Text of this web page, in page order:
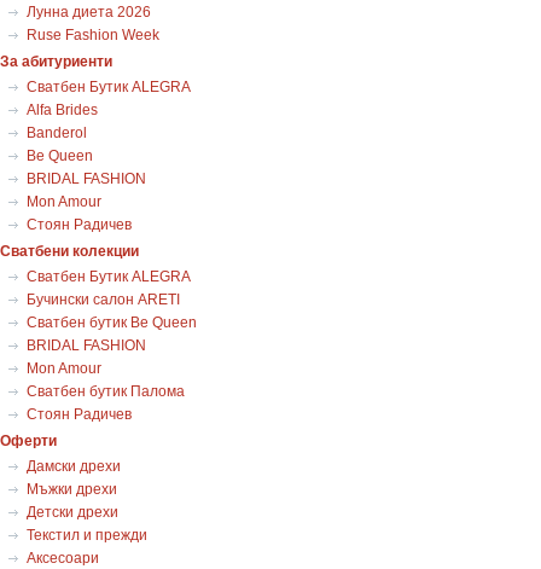
Лунна диета 2026
Ruse Fashion Week
За абитуриенти
Сватбен Бутик ALEGRA
Alfa Brides
Banderol
Be Queen
BRIDAL FASHION
Mon Amour
Стоян Радичев
Сватбени колекции
Сватбен Бутик ALEGRA
Бучински салон ARETI
Сватбен бутик Be Queen
BRIDAL FASHION
Mon Amour
Сватбен бутик Палома
Стоян Радичев
Оферти
Дамски дрехи
Мъжки дрехи
Детски дрехи
Текстил и прежди
Аксесоари